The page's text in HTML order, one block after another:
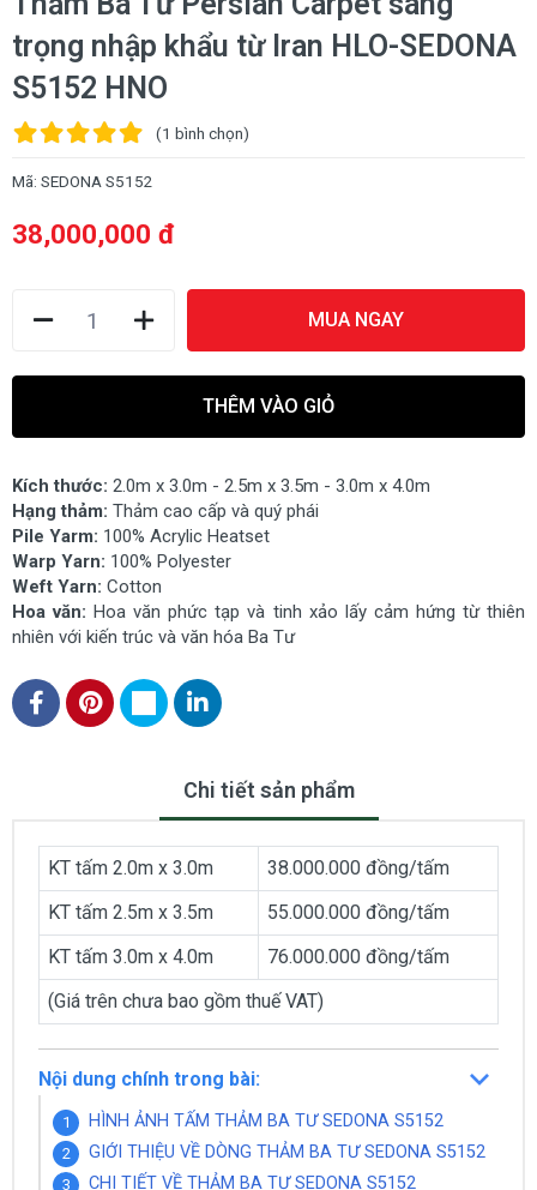
trọng nhập khẩu từ Iran HLO-SEDONA
S5152 HNO
(1 bình chọn)
Mã: SEDONA S5152
38,000,000 đ
MUA NGAY
THÊM VÀO GIỎ
Kích thước: 2.0m x 3.0m - 2.5m x 3.5m - 3.0m x 4.0m
Hạng thảm: Thảm cao cấp và quý phái
Pile Yarm: 100% Acrylic Heatset
Warp Yarn: 100% Polyester
Weft Yarn: Cotton
Hoa văn: Hoa văn phức tạp và tinh xảo lấy cảm hứng từ thiên
nhiên với kiến trúc và văn hóa Ba Tư
Chi tiết sản phẩm
KT tấm 2.0m x 3.0m
38.000.000 đồng/tấm
KT tấm 2.5m x 3.5m
55.000.000 đồng/tấm
KT tấm 3.0m x 4.0m
76.000.000 đồng/tấm
(Giá trên chưa bao gồm thuế VAT)
Nội dung chính trong bài:
HÌNH ẢNH TẤM THẢM BA TƯ SEDONA S5152
GIỚI THIỆU VỀ DÒNG THẢM BA TƯ SEDONA S5152
CHI TIẾT VỀ THẢM BA TƯ SEDONA S5152